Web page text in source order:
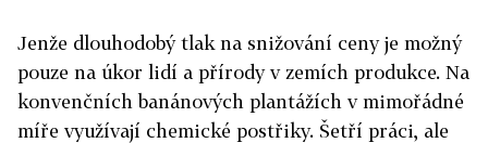
Jenže dlouhodobý tlak na snižování ceny je možný
pouze na úkor lidí a přírody v zemích produkce. Na
konvenčních banánových plantážích v mimořádné
míře využívají chemické postřiky. Šetří práci, ale